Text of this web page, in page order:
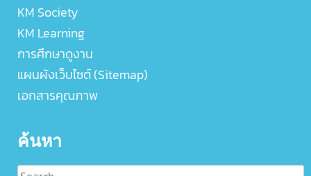
KM Society
KM Learning
การศึกษาดูงาน
แผนผังเว็บไซต์ (Sitemap)
เอกสารคุณภาพ
ค้นหา